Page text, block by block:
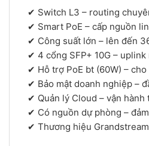
✔ Switch L3 – routing
✔ Smart PoE – cấp nguồn
✔ Công suất lớn – lên đến
✔ 4 cổng SFP+ 10G – uplink
✔ Hỗ trợ PoE bt (60W) –
✔ Bảo mật doanh nghiệp –
✔ Quản lý Cloud – vận hành
✔ Có nguồn dự phòng –
✔ Thương hiệu Grandstream